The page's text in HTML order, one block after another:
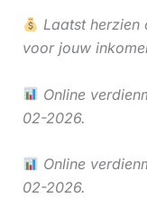
Laatst herzien
voor jouw
Online
02-2026.
Online
02-2026.